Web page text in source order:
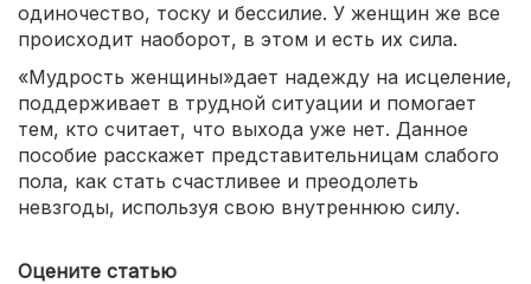
одиночество, тоску и бессилие. У женщин же все
происходит наоборот, в этом и есть их сила.
«Мудрость женщины»дает надежду на исцеление,
поддерживает в трудной ситуации и помогает
тем, кто считает, что выхода уже нет. Данное
пособие расскажет представительницам слабого
пола, как стать счастливее и преодолеть
невзгоды, используя свою внутреннюю силу.
Оцените статью